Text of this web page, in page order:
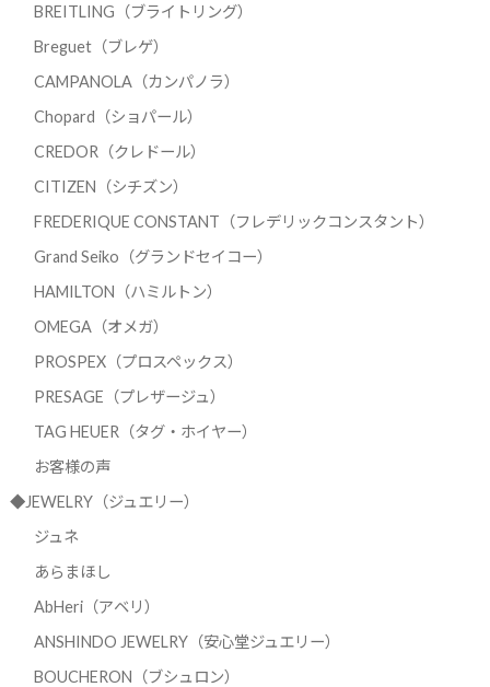
BREITLING（ブライトリング）
Breguet（ブレゲ）
CAMPANOLA（カンパノラ）
Chopard（ショパール）
CREDOR（クレドール）
CITIZEN（シチズン）
FREDERIQUE CONSTANT（フレデリックコンスタント）
Grand Seiko（グランドセイコー）
HAMILTON（ハミルトン）
OMEGA（オメガ）
PROSPEX（プロスペックス）
PRESAGE（プレザージュ）
TAG HEUER（タグ・ホイヤー）
お客様の声
◆JEWELRY（ジュエリー）
ジュネ
あらまほし
AbHeri（アベリ）
ANSHINDO JEWELRY（安心堂ジュエリー）
BOUCHERON（ブシュロン）